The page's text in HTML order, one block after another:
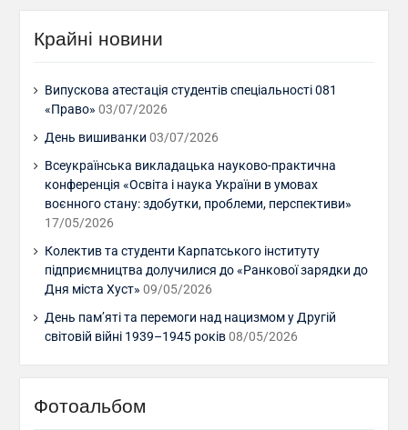
Крайні новини
Випускова атестація студентів спеціальності 081
«Право» 03/07/2026
День вишиванки 03/07/2026
Всеукраїнська викладацька науково-практична
конференція «Освіта і наука України в умовах
воєнного стану: здобутки, проблеми, перспективи»
17/05/2026
Колектив та студенти Карпатського інституту
підприємництва долучилися до «Ранкової зарядки до
Дня міста Хуст» 09/05/2026
День пам’яті та перемоги над нацизмом у Другій
світовій війні 1939–1945 років 08/05/2026
Фотоальбом